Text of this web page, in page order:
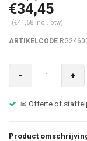
€34,45
(€41,68 Incl. btw)
ARTIKELCODE
- +
✉ Offerte of
Product